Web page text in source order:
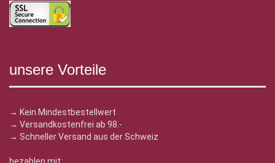
unsere Vorteile
→ Kein Mindestbestellwert
→ Versandkostenfrei ab 98.-
→ Schneller Versand aus der Schweiz